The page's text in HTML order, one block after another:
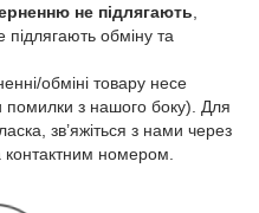
не підлягають
підлягають обміну та
обміні товару несе
помилки з нашого боку). Для
зв’яжіться з нами через
контактним номером.